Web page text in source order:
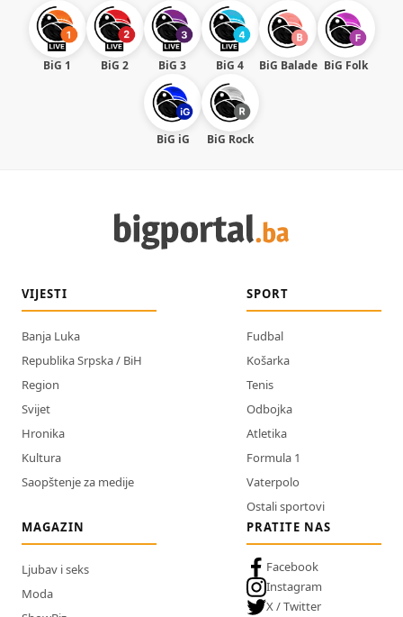
BiG 1 BiG 2 BiG 3 BiG 4 BiG Balade BiG Folk
BiG iG BiG Rock
VIJESTI
Banja Luka
Republika Srpska / BiH
Region
Svijet
Hronika
Kultura
Saopštenje za medije
SPORT
Fudbal
Košarka
Tenis
Odbojka
Atletika
Formula 1
Vaterpolo
Ostali sportovi
MAGAZIN
Ljubav i seks
Moda
PRATITE NAS
Facebook
Instagram
X / Twitter